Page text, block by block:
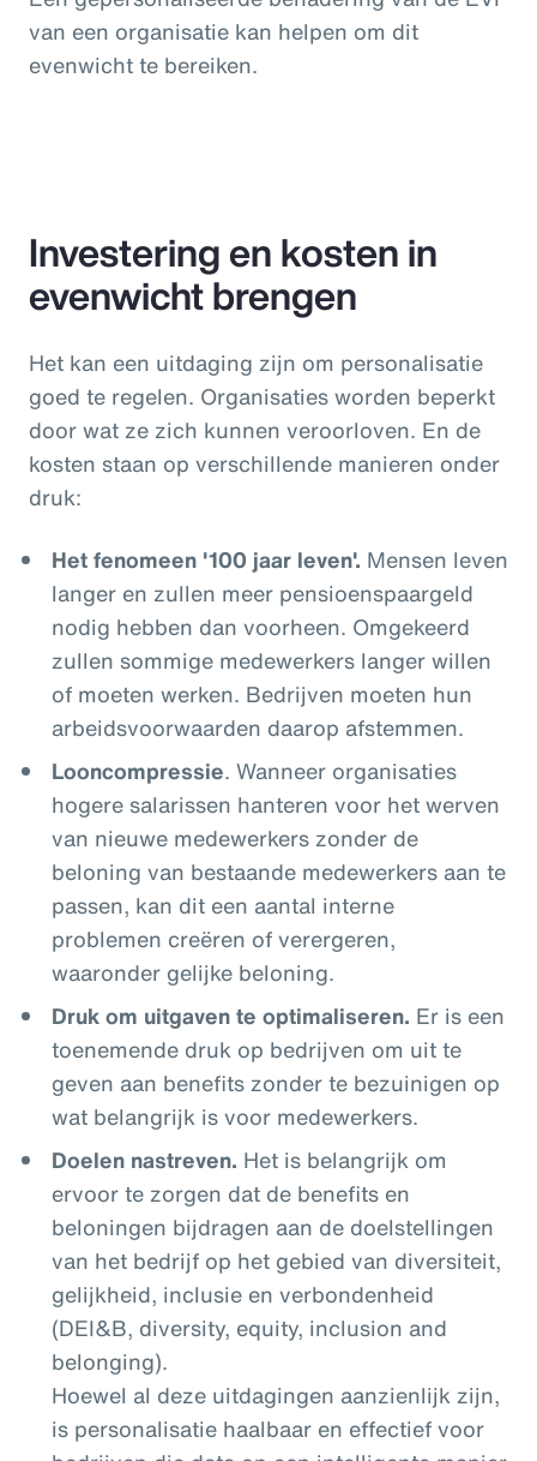
van een organisatie kan helpen om dit
evenwicht te bereiken.
Investering en kosten in
evenwicht brengen
Het kan een uitdaging zijn om personalisatie
goed te regelen. Organisaties worden beperkt
door wat ze zich kunnen veroorloven. En de
kosten staan op verschillende manieren onder
druk:
Het fenomeen '100 jaar leven'. Mensen leven
langer en zullen meer pensioenspaargeld
nodig hebben dan voorheen. Omgekeerd
zullen sommige medewerkers langer willen
of moeten werken. Bedrijven moeten hun
arbeidsvoorwaarden daarop afstemmen.
Looncompressie. Wanneer organisaties
hogere salarissen hanteren voor het werven
van nieuwe medewerkers zonder de
beloning van bestaande medewerkers aan te
passen, kan dit een aantal interne
problemen creëren of verergeren,
waaronder gelijke beloning.
Druk om uitgaven te optimaliseren. Er is een
toenemende druk op bedrijven om uit te
geven aan benefits zonder te bezuinigen op
wat belangrijk is voor medewerkers.
Doelen nastreven. Het is belangrijk om
ervoor te zorgen dat de benefits en
beloningen bijdragen aan de doelstellingen
van het bedrijf op het gebied van diversiteit,
gelijkheid, inclusie en verbondenheid
(DEI&B, diversity, equity, inclusion and
belonging).
Hoewel al deze uitdagingen aanzienlijk zijn,
is personalisatie haalbaar en effectief voor